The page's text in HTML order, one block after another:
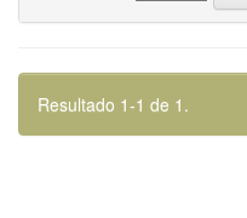
Resultado 1-1 de 1.